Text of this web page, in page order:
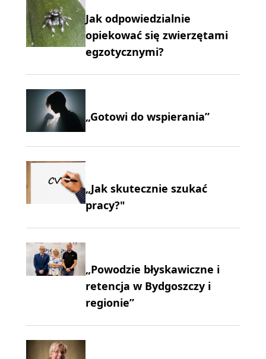
Jak odpowiedzialnie
opiekować się zwierzętami
egzotycznymi?
„Gotowi do wspierania”
„Jak skutecznie szukać
pracy?"
„Powodzie błyskawiczne i
retencja w Bydgoszczy i
regionie”